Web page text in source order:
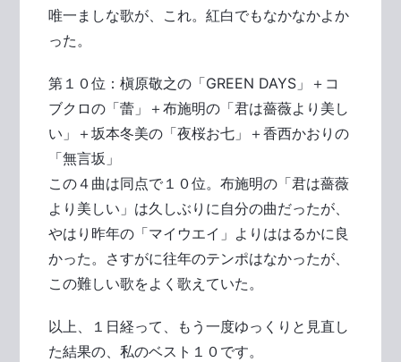
唯一ましな歌が、これ。紅白でもなかなかよか
った。
第１０位：槇原敬之の「GREEN DAYS」＋コ
ブクロの「蕾」＋布施明の「君は薔薇より美し
い」＋坂本冬美の「夜桜お七」＋香西かおりの
「無言坂」
この４曲は同点で１０位。布施明の「君は薔薇
より美しい」は久しぶりに自分の曲だったが、
やはり昨年の「マイウエイ」よりははるかに良
かった。さすがに往年のテンポはなかったが、
この難しい歌をよく歌えていた。
以上、１日経って、もう一度ゆっくりと見直し
た結果の、私のベスト１０です。